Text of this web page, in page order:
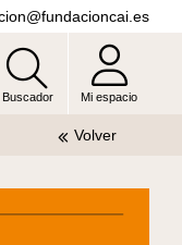
Buscador Mi espacio
Volver